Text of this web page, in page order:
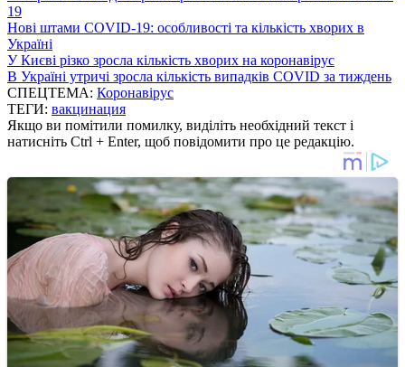
19
Нові штами COVID-19: особливості та кількість хворих в
Україні
У Києві різко зросла кількість хворих на коронавірус
В Україні утричі зросла кількість випадків COVID за тиждень
СПЕЦТЕМА: Коронавірус
ТЕГИ: вакцинация
Якщо ви помітили помилку, виділіть необхідний текст і
натисніть Ctrl + Enter, щоб повідомити про це редакцію.